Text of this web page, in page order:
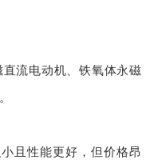
流电动机、铁氧体永磁
且性能更好，但价格昂